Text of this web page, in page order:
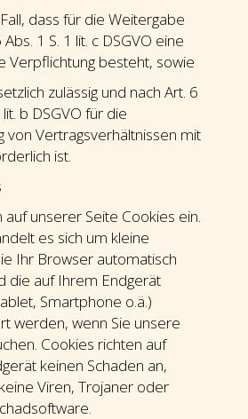
dass für die Weitergabe
1 S. 1 lit. c DSGVO eine
Verpflichtung besteht, sowie
zulässig und nach Art. 6
lit. b DSGVO für die
von Vertragsverhältnissen mit
ist.
auf unserer Seite Cookies ein.
es sich um kleine
Ihr Browser automatisch
die auf Ihrem Endgerät
Smartphone o.ä.)
werden, wenn Sie unsere
Cookies richten auf
keinen Schaden an,
Viren, Trojaner oder